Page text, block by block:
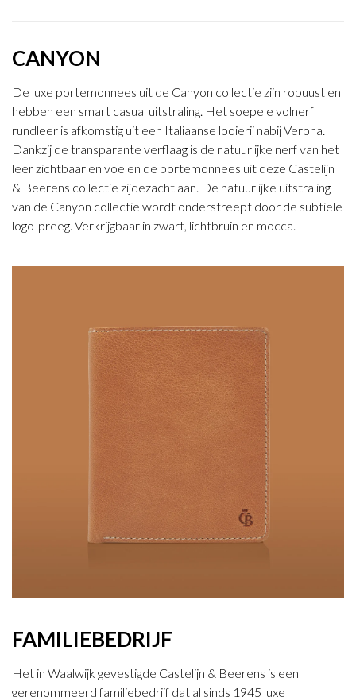
CANYON
De luxe portemonnees uit de Canyon collectie zijn robuust en
hebben een smart casual uitstraling. Het soepele volnerf
rundleer is afkomstig uit een Italiaanse looierij nabij Verona.
Dankzij de transparante verflaag is de natuurlijke nerf van het
leer zichtbaar en voelen de portemonnees uit deze Castelijn
& Beerens collectie zijdezacht aan. De natuurlijke uitstraling
van de Canyon collectie wordt onderstreept door de subtiele
logo-preeg. Verkrijgbaar in zwart, lichtbruin en mocca.
FAMILIEBEDRIJF
Het in Waalwijk gevestigde Castelijn & Beerens is een
gerenommeerd familiebedrijf dat al sinds 1945 luxe